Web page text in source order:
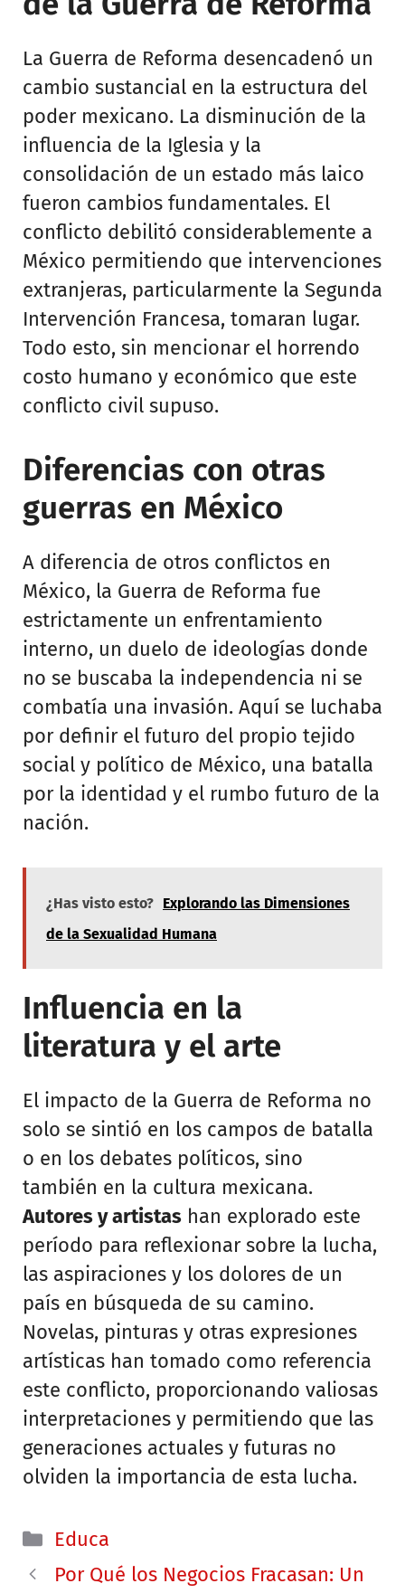
La Guerra de Reforma desencadenó un
cambio sustancial en la estructura del
poder mexicano. La disminución de la
influencia de la Iglesia y la
consolidación de un estado más laico
fueron cambios fundamentales. El
conflicto debilitó considerablemente a
México permitiendo que intervenciones
extranjeras, particularmente la Segunda
Intervención Francesa, tomaran lugar.
Todo esto, sin mencionar el horrendo
costo humano y económico que este
conflicto civil supuso.
Diferencias con otras
guerras en México
A diferencia de otros conflictos en
México, la Guerra de Reforma fue
estrictamente un enfrentamiento
interno, un duelo de ideologías donde
no se buscaba la independencia ni se
combatía una invasión. Aquí se luchaba
por definir el futuro del propio tejido
social y político de México, una batalla
por la identidad y el rumbo futuro de la
nación.
¿Has visto esto? Explorando las Dimensiones
de la Sexualidad Humana
Influencia en la
literatura y el arte
El impacto de la Guerra de Reforma no
solo se sintió en los campos de batalla
o en los debates políticos, sino
también en la cultura mexicana.
Autores y artistas han explorado este
período para reflexionar sobre la lucha,
las aspiraciones y los dolores de un
país en búsqueda de su camino.
Novelas, pinturas y otras expresiones
artísticas han tomado como referencia
este conflicto, proporcionando valiosas
interpretaciones y permitiendo que las
generaciones actuales y futuras no
olviden la importancia de esta lucha.
Categorías
Educa
Por Qué los Negocios Fracasan: Un